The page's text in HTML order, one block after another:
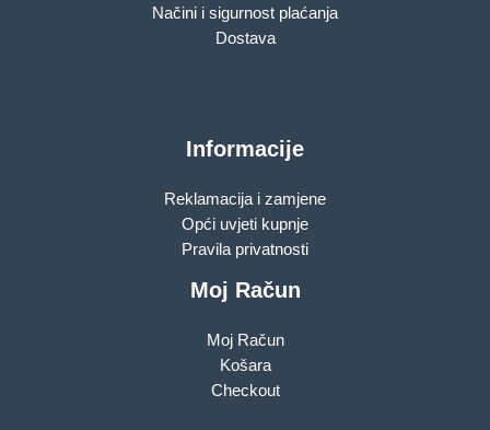
Načini i sigurnost plaćanja
Dostava
Informacije
Reklamacija i zamjene
Opći uvjeti kupnje
Pravila privatnosti
Moj Račun
Moj Račun
Košara
Checkout